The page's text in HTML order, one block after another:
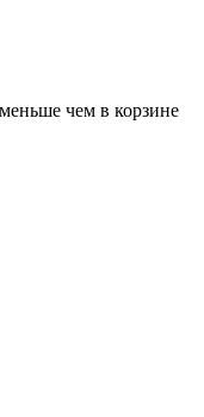
чем в корзине